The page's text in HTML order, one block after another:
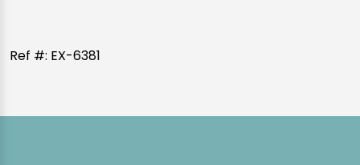
Ref #: EX-6381